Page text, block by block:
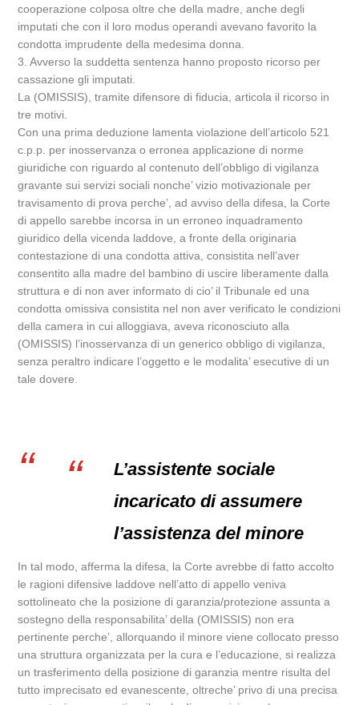
cooperazione colposa oltre che della madre, anche degli
imputati che con il loro modus operandi avevano favorito la
condotta imprudente della medesima donna.
3. Avverso la suddetta sentenza hanno proposto ricorso per
cassazione gli imputati.
La (OMISSIS), tramite difensore di fiducia, articola il ricorso in
tre motivi.
Con una prima deduzione lamenta violazione dell’articolo 521
c.p.p. per inosservanza o erronea applicazione di norme
giuridiche con riguardo al contenuto dell’obbligo di vigilanza
gravante sui servizi sociali nonche’ vizio motivazionale per
travisamento di prova perche’, ad avviso della difesa, la Corte
di appello sarebbe incorsa in un erroneo inquadramento
giuridico della vicenda laddove, a fronte della originaria
contestazione di una condotta attiva, consistita nell’aver
consentito alla madre del bambino di uscire liberamente dalla
struttura e di non aver informato di cio’ il Tribunale ed una
condotta omissiva consistita nel non aver verificato le condizioni
della camera in cui alloggiava, aveva riconosciuto alla
(OMISSIS) l’inosservanza di un generico obbligo di vigilanza,
senza peraltro indicare l’oggetto e le modalita’ esecutive di un
tale dovere.
L’assistente sociale
incaricato di assumere
l’assistenza del minore
In tal modo, afferma la difesa, la Corte avrebbe di fatto accolto
le ragioni difensive laddove nell’atto di appello veniva
sottolineato che la posizione di garanzia/protezione assunta a
sostegno della responsabilita’ della (OMISSIS) non era
pertinente perche’, allorquando il minore viene collocato presso
una struttura organizzata per la cura e l’educazione, si realizza
un trasferimento della posizione di garanzia mentre risulta del
tutto imprecisato ed evanescente, oltreche’ privo di una precisa